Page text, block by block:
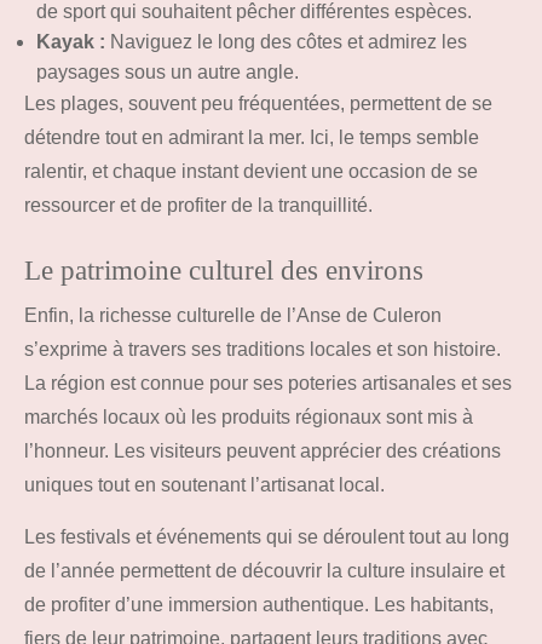
de sport qui souhaitent pêcher différentes espèces.
Kayak : Naviguez le long des côtes et admirez les
paysages sous un autre angle.
Les plages, souvent peu fréquentées, permettent de se
détendre tout en admirant la mer. Ici, le temps semble
ralentir, et chaque instant devient une occasion de se
ressourcer et de profiter de la tranquillité.
Le patrimoine culturel des environs
Enfin, la richesse culturelle de l’Anse de Culeron
s’exprime à travers ses traditions locales et son histoire.
La région est connue pour ses poteries artisanales et ses
marchés locaux où les produits régionaux sont mis à
l’honneur. Les visiteurs peuvent apprécier des créations
uniques tout en soutenant l’artisanat local.
Les festivals et événements qui se déroulent tout au long
de l’année permettent de découvrir la culture insulaire et
de profiter d’une immersion authentique. Les habitants,
fiers de leur patrimoine, partagent leurs traditions avec